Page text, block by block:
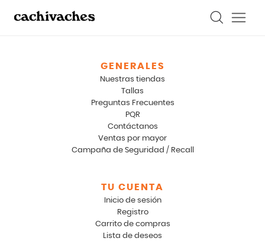
GENERALES
Nuestras tiendas
Tallas
Preguntas Frecuentes
PQR
Contáctanos
Ventas por mayor
Campaña de Seguridad / Recall
TU CUENTA
Inicio de sesión
Registro
Carrito de compras
Lista de deseos